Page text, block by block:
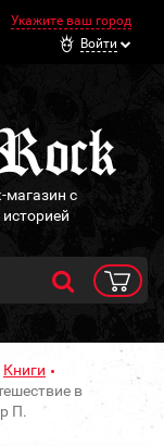
Укажите ваш город
Войти
магазин с
Книги
в
П.